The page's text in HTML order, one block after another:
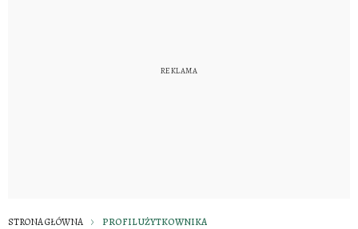
STRONA GŁÓWNA PROFIL UŻYTKOWNIKA